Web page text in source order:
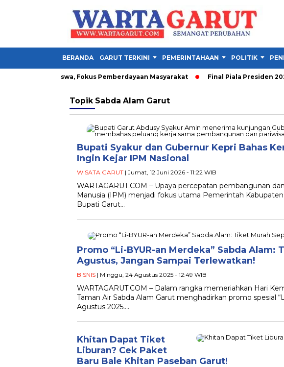
BERANDA GARUT TERKINI PEMERINTAHAAN POLITIK
1.342 Mahasiswa, Fokus Pemberdayaan Masyarakat Final Piala Presiden
Topik Sabda Alam Garut
Bupati Syakur dan Gubernur Kepri Bahas
Ingin Kejar IPM Nasional
WISATA GARUT | Jumat, 12 Juni 2026 - 11:22 WIB
WARTAGARUT.COM – Upaya percepatan pembangunan
Manusia (IPM) menjadi fokus utama Pemerintah
Bupati Garut…
Promo “Li-BYUR-an Merdeka” Sabda Alam:
Agustus, Jangan Sampai Terlewatkan!
BISNIS | Minggu, 24 Agustus 2025 - 12:49 WIB
WARTAGARUT.COM – Dalam rangka memeriahkan Hari
Taman Air Sabda Alam Garut menghadirkan promo spesial
Agustus 2025….
Khitan Dapat Tiket
Liburan? Cek Paket
Baru Bale Khitan Paseban Garut!